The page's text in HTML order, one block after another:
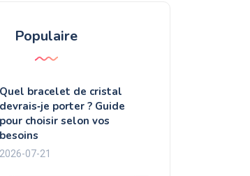
Populaire
Quel bracelet de cristal
devrais‑je porter ? Guide
pour choisir selon vos
besoins
2026-07-21